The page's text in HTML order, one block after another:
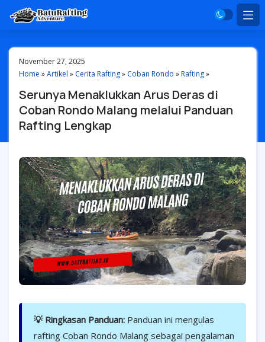
November 27, 2025
Home »Artikel » Cerita Rafting» Coban Rondo »Rafting»
Serunya Menaklukkan Arus Deras di
Coban Rondo Malang melalui Panduan
Rafting Lengkap
💡 Ringkasan Panduan: Panduan ini mengulas
rafting Coban Rondo Malang sebagai pengalaman